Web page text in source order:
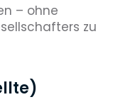
– ohne
zu